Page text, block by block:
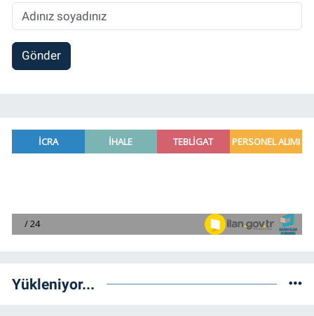
Gönder
Yükleniyor...